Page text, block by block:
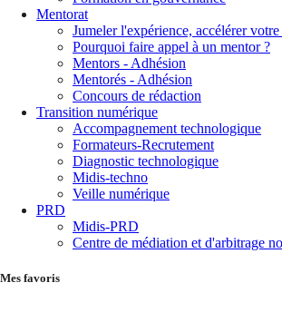
Mentorat
Jumeler l'expérience, accélérer votre
Pourquoi faire appel à un mentor ?
Mentors - Adhésion
Mentorés - Adhésion
Concours de rédaction
Transition numérique
Accompagnement technologique
Formateurs-Recrutement
Diagnostic technologique
Midis-techno
Veille numérique
PRD
Midis-PRD
Centre de médiation et d'arbitrage
Mes favoris